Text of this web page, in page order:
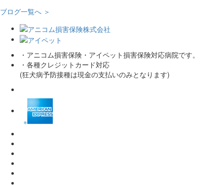
ブログ一覧へ ＞
・アニコム損害保険・アイペット損害保険対応病院です。
・各種クレジットカード対応
(狂犬病予防接種は現金の支払いのみとなります)